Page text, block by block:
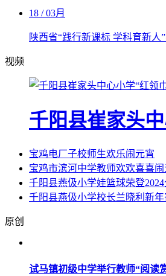
18 / 03月
陕西省“践行新课标 学科育新人
视频
千阳县崔家头
宝鸡电厂子校师生欢乐闹元宵
宝鸡市滨河中学教师欢欢喜喜闹
千阳县燕伋小学娃篮球荣登
千阳县燕伋小学校长兰晓利新
原创
试马镇初级中学举行教师“阅读